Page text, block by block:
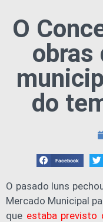
O
obras
do
Facebook
O pasado luns
Mercado Municipal
que estaba previsto